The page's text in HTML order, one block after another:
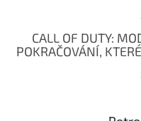
CALL OF DUTY:
POKRAČOVÁNÍ,